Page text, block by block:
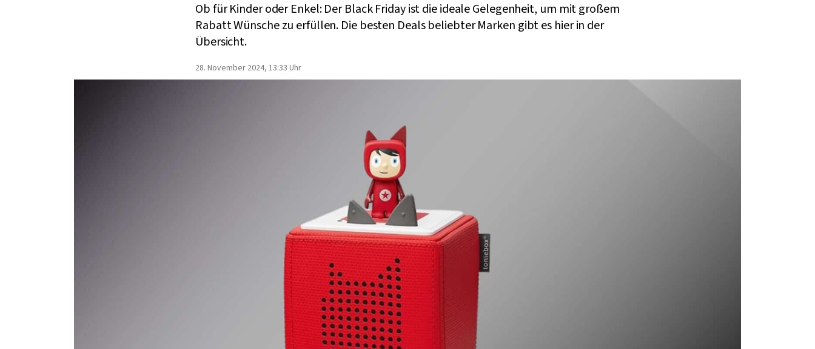
Ob für Kinder oder Enkel: Der Black Friday ist die ideale Gelegenheit, um mit großem
Rabatt Wünsche zu erfüllen. Die besten Deals beliebter Marken gibt es hier in der
Übersicht.
28. November 2024, 13:33 Uhr